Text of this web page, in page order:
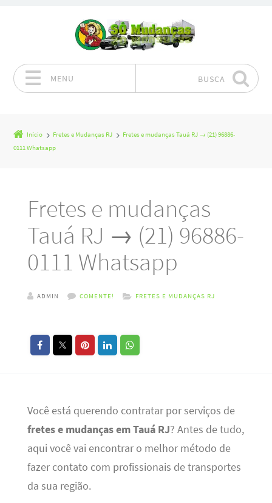
MENU BUSCA
Início Fretes e Mudanças RJ
Fretes e mudanças Tauá RJ → (21) 96886-
0111 Whatsapp
Fretes e mudanças
Tauá RJ → (21) 96886-
0111 Whatsapp
ADMIN COMENTE! FRETES E MUDANÇAS RJ
Você está querendo contratar por serviços de
fretes e mudanças em Tauá RJ? Antes de tudo,
aqui você vai encontrar o melhor método de
fazer contato com profissionais de transportes
da sua região.